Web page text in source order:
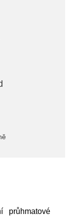
průhmatové